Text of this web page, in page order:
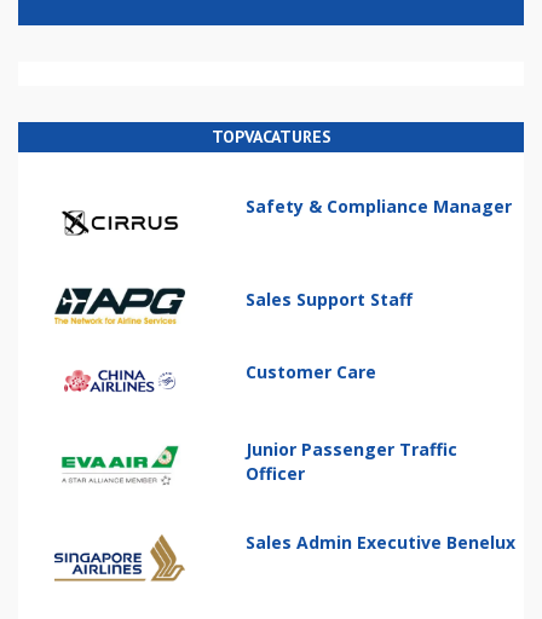
TOPVACATURES
Safety & Compliance Manager
Sales Support Staff
Customer Care
Junior Passenger Traffic
Officer
Sales Admin Executive Benelux